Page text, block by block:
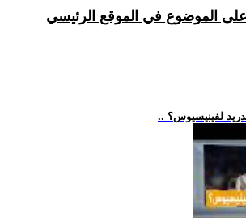
على الموضوع في الموقع الرئيسي
لفينيسيوس؟